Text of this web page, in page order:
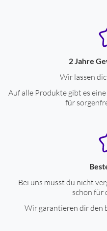
2 Jahre
Wir lassen
Auf alle Produkte gibt es
für
Bei uns musst du nicht
schon für
Wir garantieren dir den